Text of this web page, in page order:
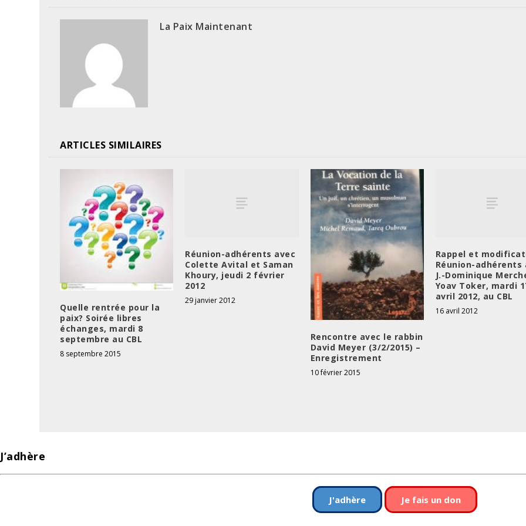
La Paix Maintenant
ARTICLES SIMILAIRES
Quelle rentrée pour la
paix? Soirée libres
échanges, mardi 8
septembre au CBL
8 septembre 2015
Réunion-adhérents avec
Colette Avital et Saman
Khoury, jeudi 2 février
2012
29 janvier 2012
Rencontre avec le rabbin
David Meyer (3/2/2015) –
Enregistrement
10 février 2015
Rappel et
Réunion-adhérents
J.-Dominique
Yoav Toker, mardi
avril 2012, au CBL
16 avril 2012
J’adhère
J'adhère Je fais un don